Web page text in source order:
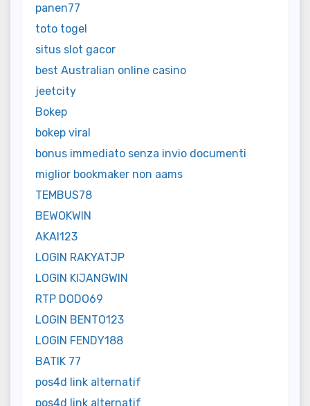
panen77
toto togel
situs slot gacor
best Australian online casino
jeetcity
Bokep
bokep viral
bonus immediato senza invio documenti
miglior bookmaker non aams
TEMBUS78
BEWOKWIN
AKAI123
LOGIN RAKYATJP
LOGIN KIJANGWIN
RTP DODO69
LOGIN BENTO123
LOGIN FENDY188
BATIK 77
pos4d link alternatif
pos4d link alternatif